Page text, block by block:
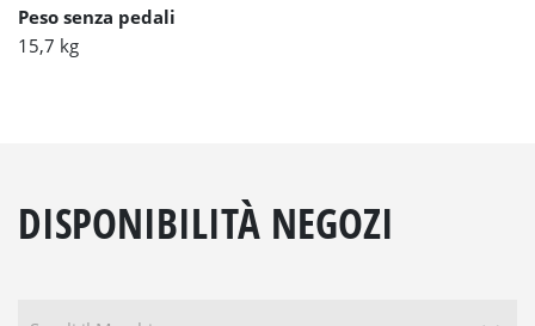
Peso senza pedali
15,7 kg
DISPONIBILITÀ NEGOZI